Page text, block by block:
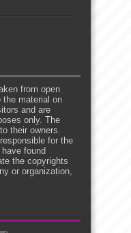
from open
material on
and are
only. The
their owners.
for the
found
the copyrights
or organization,